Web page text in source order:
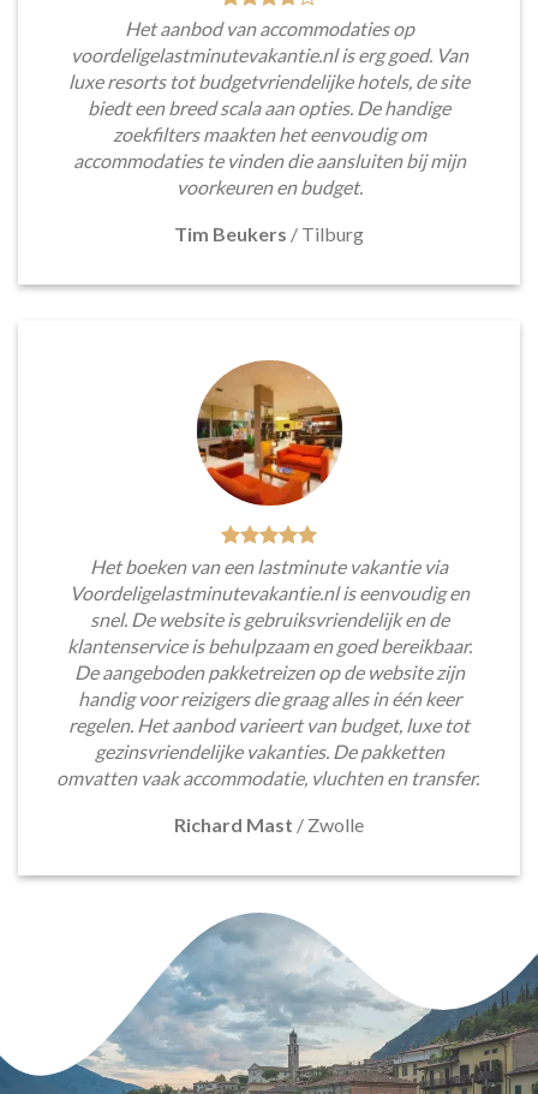
Het aanbod van accommodaties op
voordeligelastminutevakantie.nl is erg goed. Van
luxe resorts tot budgetvriendelijke hotels, de site
biedt een breed scala aan opties. De handige
zoekfilters maakten het eenvoudig om
accommodaties te vinden die aansluiten bij mijn
voorkeuren en budget.
Tim Beukers / Tilburg
Het boeken van een lastminute vakantie via
Voordeligelastminutevakantie.nl is eenvoudig en
snel. De website is gebruiksvriendelijk en de
klantenservice is behulpzaam en goed bereikbaar.
De aangeboden pakketreizen op de website zijn
handig voor reizigers die graag alles in één keer
regelen. Het aanbod varieert van budget, luxe tot
gezinsvriendelijke vakanties. De pakketten
omvatten vaak accommodatie, vluchten en transfer.
Richard Mast / Zwolle